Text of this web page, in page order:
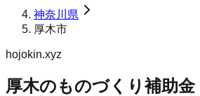
神奈川県
厚木市
hojokin.xyz
厚木のものづくり補助金